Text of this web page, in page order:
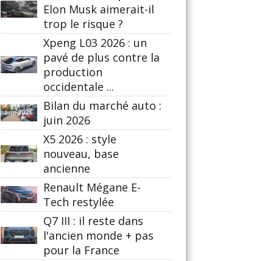
Elon Musk aimerait-il
trop le risque ?
Xpeng L03 2026 : un
pavé de plus contre la
production
occidentale ...
Bilan du marché auto :
juin 2026
X5 2026 : style
nouveau, base
ancienne
Renault Mégane E-
Tech restylée
Q7 III : il reste dans
l'ancien monde + pas
pour la France